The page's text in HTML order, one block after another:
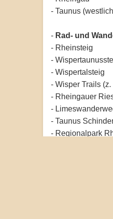
- Taunus
- Rad- und
- Rheinsteig
-
- Wispertalsteig
- Wisper Trails
- Rheingauer
-
- Taunus
- Regionalpark